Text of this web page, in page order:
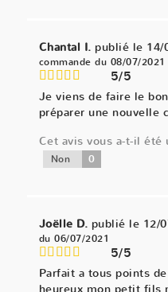
Chantal I.publié le 14/
commande du 08/07/2021
5/5
Je viens de faire le
préparer une nouvelle
Cet avis vous a-t-il été
Non 0
Joëlle D. publié le 12/
du 06/07/2021
5/5
Parfait a tous points
heureux mon petit fils